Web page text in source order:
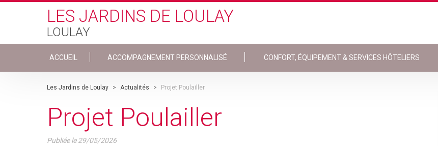
Skip to main content
LES JARDINS DE LOULAY
LOULAY
ACCUEIL ACCOMPAGNEMENT PERSONNALISÉ CONFORT, ÉQUIPEMENT & SERVICES HÔTELIERS
Les Jardins de Loulay > Actualités > Projet Poulailler
Projet Poulailler
Publiée le 29/05/2026